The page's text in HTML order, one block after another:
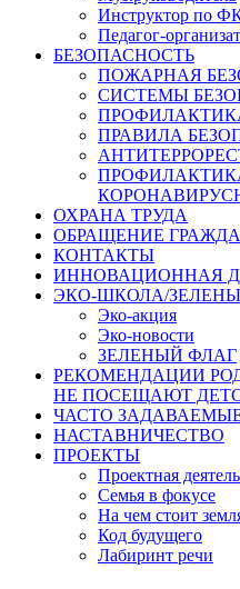
Инструктор по
Педагог-
БЕЗОПАСНОСТЬ
ПОЖАРНАЯ
СИСТЕМЫ
ПРАВИЛА
ОХРАНА ТРУДА
ОБРАЩЕНИЕ
КОНТАКТЫ
ИННОВАЦИОННАЯ
ЭКО-ШКОЛА/
Эко-акция
Эко-новости
ЗЕЛЕНЫЙ ФЛАГ
РЕКОМЕНДАЦИИ
НЕ ПОСЕЩАЮТ
ЧАСТО
НАСТАВНИЧЕСТВО
ПРОЕКТЫ
Проектная
Семья в фокусе
На чем стоит
Код будущего
Лабиринт речи